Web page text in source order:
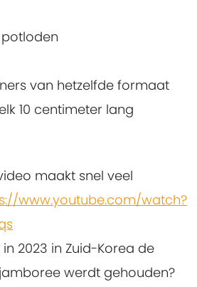
van hetzelfde formaat
10 centimeter lang
maakt snel veel
www.youtube.com/watch?
2023 in Zuid-Korea de
werdt gehouden?